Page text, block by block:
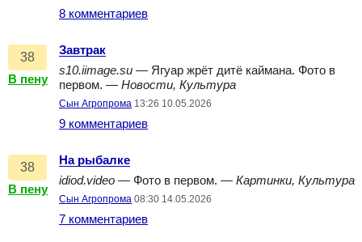
8 комментариев
38
В пену
Завтрак
s10.iimage.su — Ягуар жрёт дитё каймана. Фото в
первом. — Новости, Культура
Сын Агропрома 13:26 10.05.2026
9 комментариев
38
В пену
На рыбалке
idiod.video — Фото в первом. — Картинки, Культура
Сын Агропрома 08:30 14.05.2026
7 комментариев